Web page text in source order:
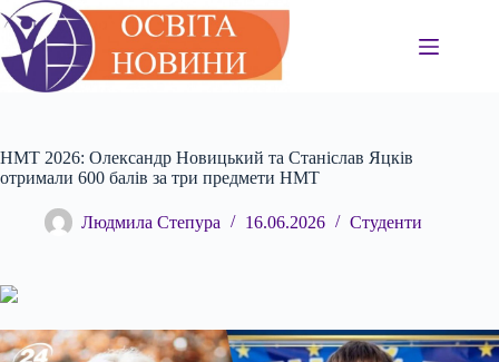
Перейти
до
вмісту
НМТ 2026: Олександр Новицький та Станіслав Яцків
отримали 600 балів за три предмети НМТ
Людмила Степура 16.06.2026 Студенти